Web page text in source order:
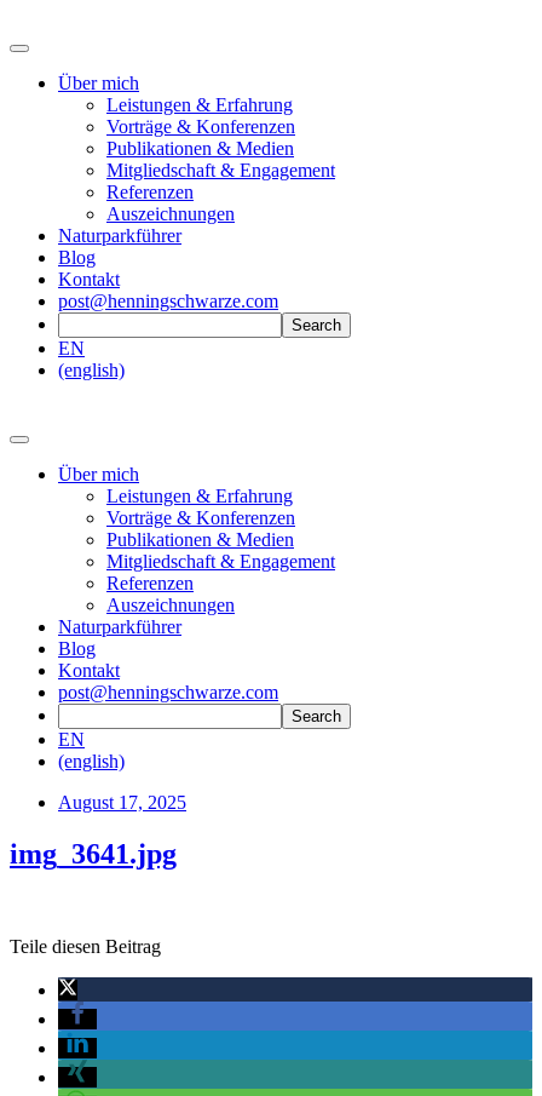
Über mich
Leistungen & Erfahrung
Vorträge & Konferenzen
Publikationen & Medien
Mitgliedschaft & Engagement
Referenzen
Auszeichnungen
Naturparkführer
Blog
Kontakt
post@henningschwarze.com
EN
(english)
Über mich
Leistungen & Erfahrung
Vorträge & Konferenzen
Publikationen & Medien
Mitgliedschaft & Engagement
Referenzen
Auszeichnungen
Naturparkführer
Blog
Kontakt
post@henningschwarze.com
EN
(english)
August 17, 2025
img_3641.jpg
Teile diesen Beitrag